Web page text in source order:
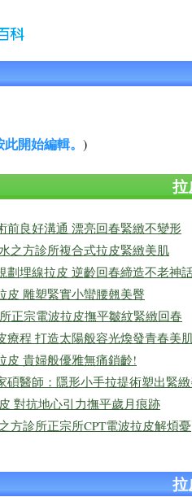
開始編輯。 )
拉
前良好溝通 漂亮回春緊緻不變形
之方診所複合式拉皮緊緻美肌
劃埋線拉皮 逆齡回春締造不老神
皮 雕塑緊實小蠻腰翹美臀
正宗電波拉皮撫平皺紋緊緻回春
療程 打造太陽般容光煥發青春美
皮 貴婦般優雅無痛鎖齡!
碩醫師：隱形小手拉提術塑出緊
對抗地心引力撫平歲月痕跡
方診所正宗所CPT電波拉皮解煩憂
拉